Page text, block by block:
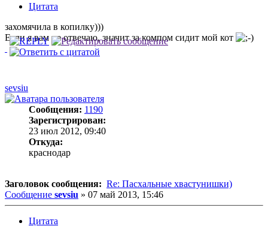
Цитата
захомячила в копилку)))
Если я вам не отвечаю, значит за компом сидит мой кот
sevsiu
Сообщения: 1190
Зарегистрирован:
23 июл 2012, 09:40
Откуда:
краснодар
Заголовок сообщения: Re: Пасхальные хвастунишки)
Сообщение sevsiu » 07 май 2013, 15:46
Цитата